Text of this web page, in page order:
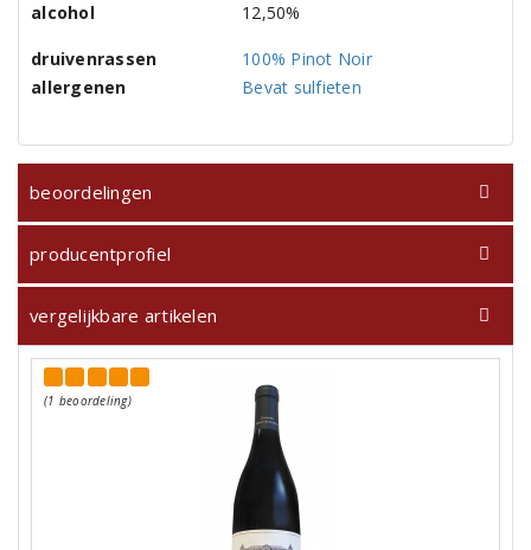
alcohol
12,50%
druivenrassen
100% Pinot Noir
allergenen
Bevat sulfieten
beoordelingen
producentprofiel
vergelijkbare artikelen
(1 beoordeling)